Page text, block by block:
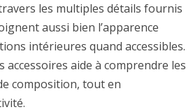
les multiples détails fournis
aussi bien l’apparence
intérieures quand accessibles.
accessoires aide à comprendre les
composition, tout en